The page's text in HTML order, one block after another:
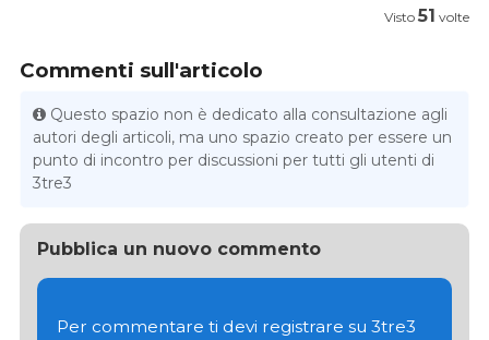
Visto 51 volte
Commenti sull'articolo
Questo spazio non è dedicato alla consultazione agli
autori degli articoli, ma uno spazio creato per essere un
punto di incontro per discussioni per tutti gli utenti di
3tre3
Pubblica un nuovo commento
Per commentare ti devi registrare su 3tre3